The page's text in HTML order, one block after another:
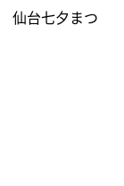
仙台七夕まつ